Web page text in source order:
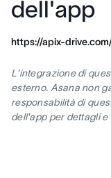
dell'app
https://apix-
L'integrazione di
esterno. Asana non
responsabilità di
dell'app per dettagli e